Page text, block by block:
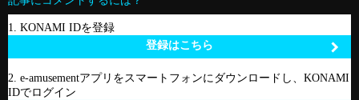
1. KONAMI IDを登録
登録はこちら
2. e-amusementアプリをスマートフォンにダウンロードし、KONAMI
IDでログイン